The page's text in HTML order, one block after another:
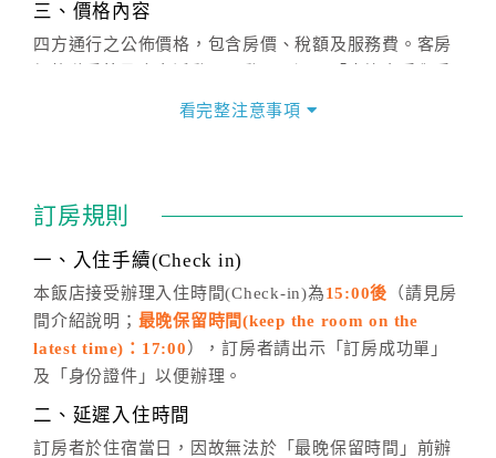
三、價格內容
四方通行之公佈價格，包含房價、稅額及服務費。客房
價」之當日價格為標準。
話方式異動訂單。
※非客服時間之申辦異動，皆為次日計算及辦理。
五、客服時間
週一至週日，上午9:00～晚上6:00
六、聯絡方式
(07)9682715 。
看完整注意事項
訂房規則
一、入住手續(Check in)
本飯店接受辦理入住時間(Check-in)為15:00後 （請見房
間介紹說明； 最晚保留時間(keep the room on the
latest time)：17:00 ），訂房者請出示「訂房成功單」
及「身份證件」以便辦理。
二、延遲入住時間
訂房者於住宿當日，因故無法於「最晚保留時間」前辦